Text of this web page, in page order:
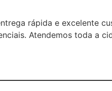
rápida e excelente
Atendemos toda a